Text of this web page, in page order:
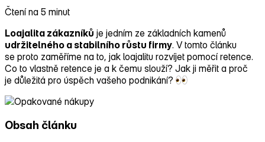
Čtení na 5 minut
Loajalita zákazníků je jedním ze základních kamenů
udržitelného a stabilního růstu firmy. V tomto článku
se proto zaměříme na to, jak loajalitu rozvíjet pomocí retence.
Co to vlastně retence je a k čemu slouží? Jak ji měřit a proč
je důležitá pro úspěch vašeho podnikání?
Obsah článku